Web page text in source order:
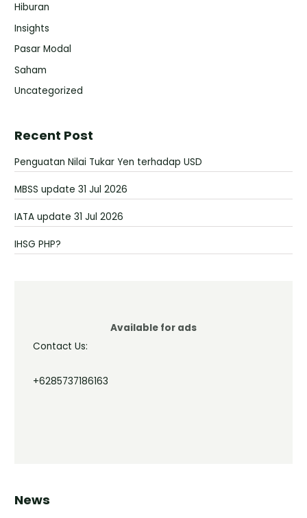
Hiburan
Insights
Pasar Modal
Saham
Uncategorized
Recent Post
Penguatan Nilai Tukar Yen terhadap USD
MBSS update 31 Jul 2026
IATA update 31 Jul 2026
IHSG PHP?
Available for ads
Contact Us:
+6285737186163
News